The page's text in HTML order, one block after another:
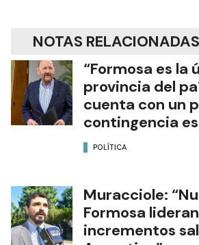
NOTAS RELACIONADAS
“Formosa es la
provincia del
cuenta con un
contingencia
POLÍTICA
Muracciole:
Formosa
incrementos